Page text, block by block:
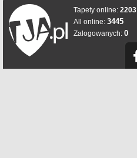
Tapety online: 2203
All online: 3445
Zalogowanych: 0